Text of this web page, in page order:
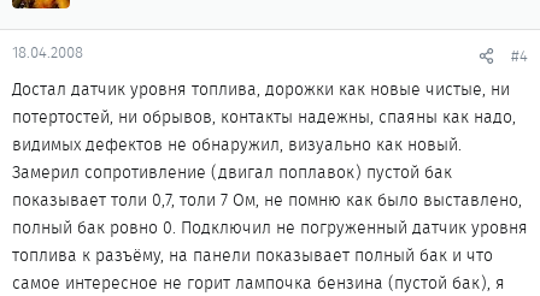
18.04.2008 #4
Достал датчик уровня топлива, дорожки как новые чистые, ни
потертостей, ни обрывов, контакты надежны, спаяны как надо,
видимых дефектов не обнаружил, визуально как новый.
Замерил сопротивление (двигал поплавок) пустой бак
показывает толи 0,7, толи 7 Ом, не помню как было выставлено,
полный бак ровно 0. Подключил не погруженный датчик уровня
топлива к разъёму, на панели показывает полный бак и что
самое интересное не горит лампочка бензина (пустой бак), я